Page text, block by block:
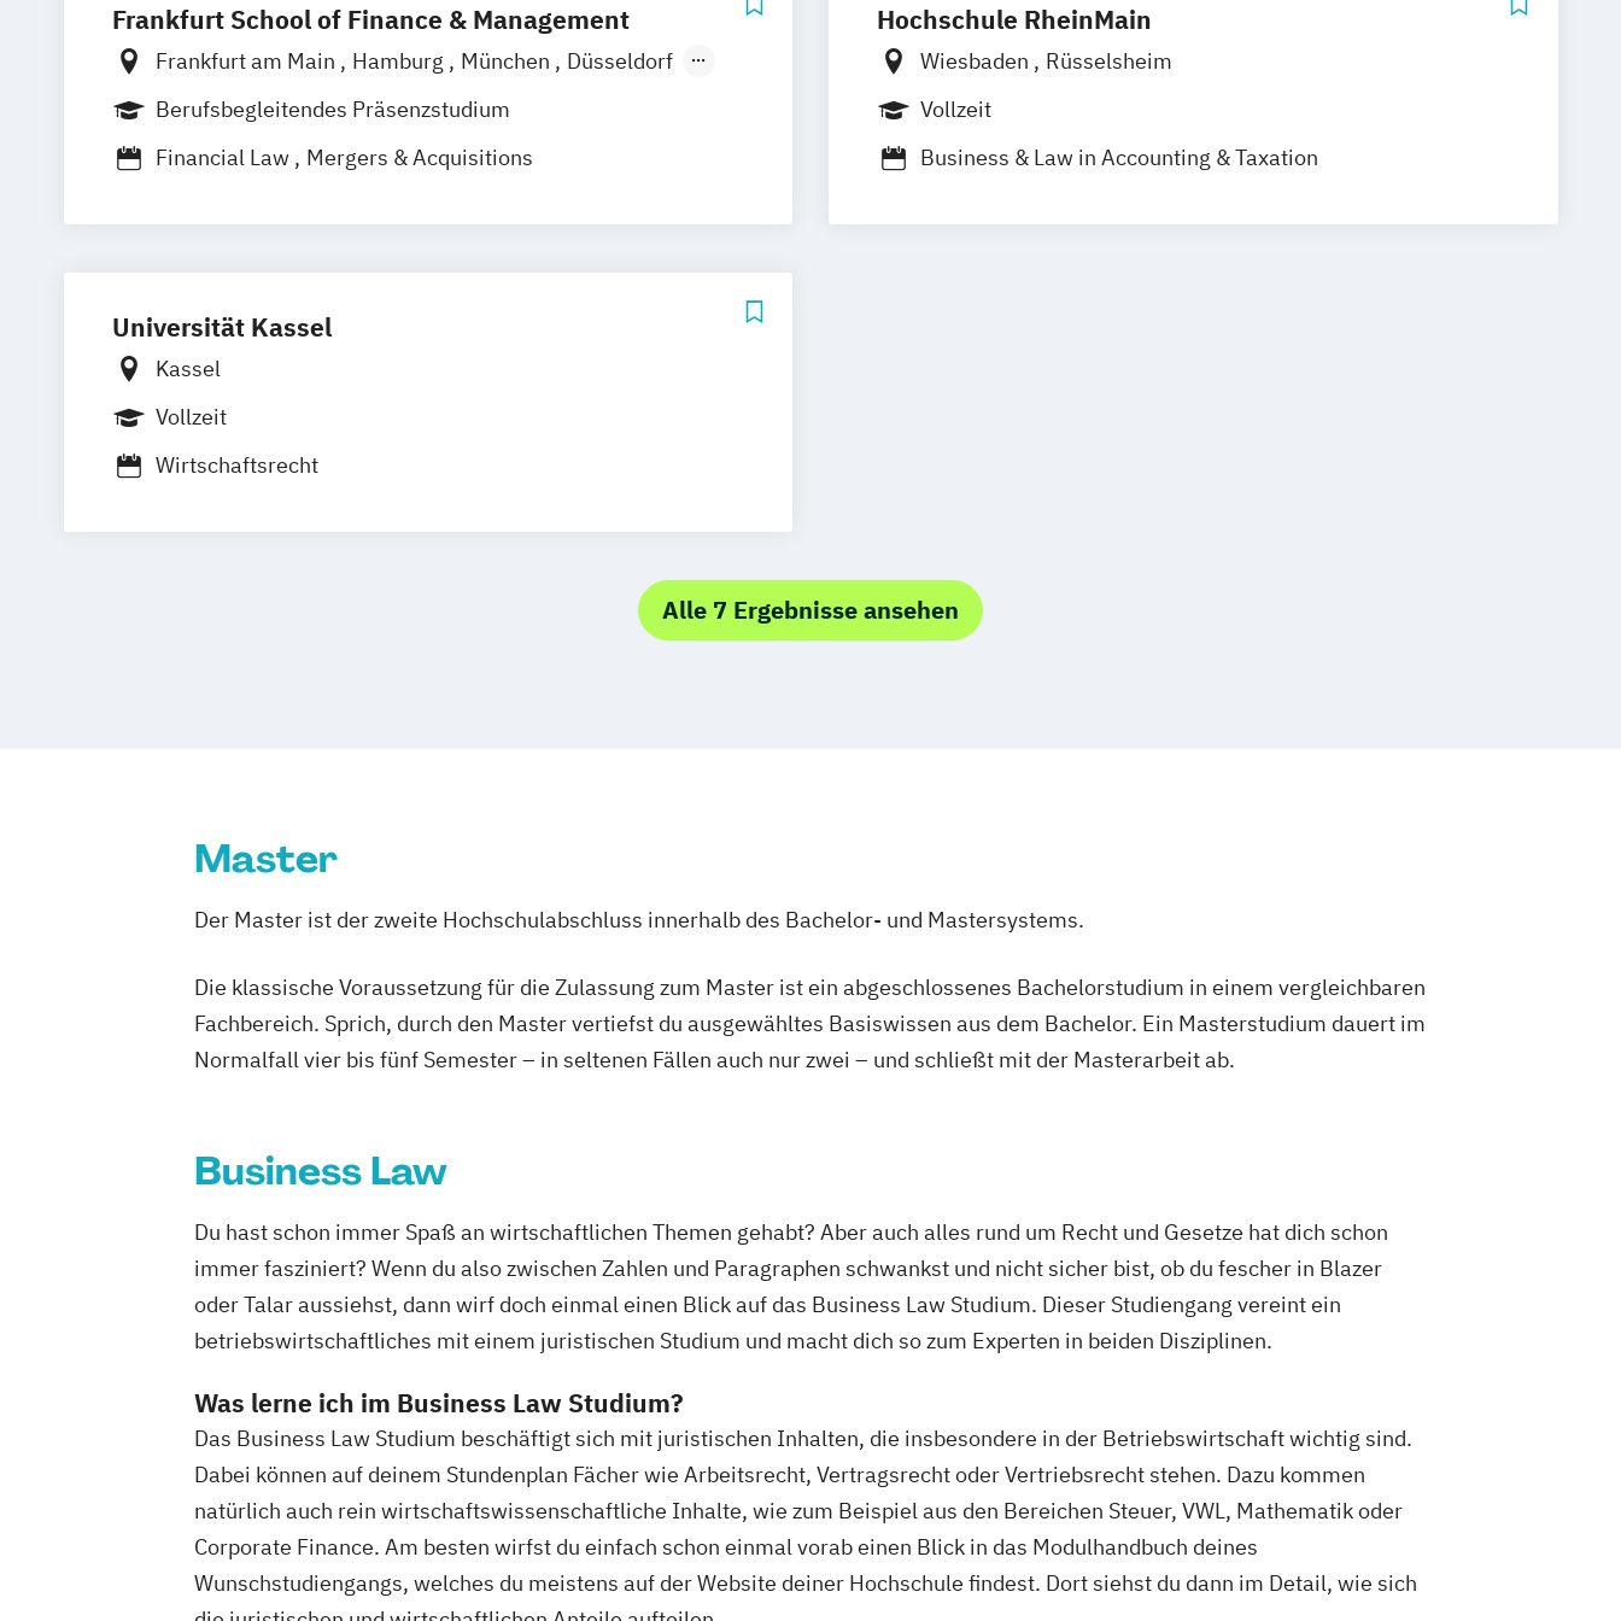
Personal und Organisation
Process Management Consulting
Unternehmensrecht Wirtschaftsrecht
Frankfurt School of Finance & Management
Frankfurt am Main Hamburg München
Düsseldorf
Online-Campus
Stuttgart
Berufsbegleitendes Präsenzstudium
Financial Law
Mergers & Acquisitions
Hochschule RheinMain
Wiesbaden
Rüsselsheim
Vollzeit
Business & Law in Accounting & Taxation
Universität Kassel
Kassel
Vollzeit
Wirtschaftsrecht
Alle 7 Ergebnisse ansehen
Master
Der Master ist der zweite Hochschulabschluss innerhalb des Bachelor- und Mastersystems.
Die klassische Voraussetzung für die Zulassung zum Master ist ein abgeschlossenes Bachelorstudium in einem vergleichbaren
Fachbereich. Sprich, durch den Master vertiefst du ausgewähltes Basiswissen aus dem Bachelor. Ein Masterstudium dauert im
Normalfall vier bis fünf Semester – in seltenen Fällen auch nur zwei – und schließt mit der Masterarbeit ab.
Business Law
Du hast schon immer Spaß an wirtschaftlichen Themen gehabt? Aber auch alles rund um Recht und Gesetze hat dich schon
immer fasziniert? Wenn du also zwischen Zahlen und Paragraphen schwankst und nicht sicher bist, ob du fescher in Blazer
oder Talar aussiehst, dann wirf doch einmal einen Blick auf das Business Law Studium. Dieser Studiengang vereint ein
betriebswirtschaftliches mit einem juristischen Studium und macht dich so zum Experten in beiden Disziplinen.
Was lerne ich im Business Law Studium?
Das Business Law Studium beschäftigt sich mit juristischen Inhalten, die insbesondere in der Betriebswirtschaft wichtig sind.
Dabei können auf deinem Stundenplan Fächer wie Arbeitsrecht, Vertragsrecht oder Vertriebsrecht stehen. Dazu kommen
natürlich auch rein wirtschaftswissenschaftliche Inhalte, wie zum Beispiel aus den Bereichen Steuer, VWL, Mathematik oder
Corporate Finance. Am besten wirfst du einfach schon einmal vorab einen Blick in das Modulhandbuch deines
Wunschstudiengangs, welches du meistens auf der Website deiner Hochschule findest. Dort siehst du dann im Detail, wie sich